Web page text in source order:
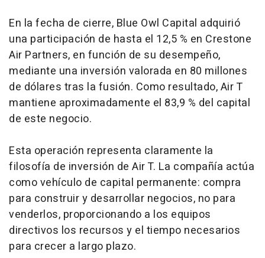
En la fecha de cierre, Blue Owl Capital adquirió
una participación de hasta el 12,5 % en Crestone
Air Partners, en función de su desempeño,
mediante una inversión valorada en 80 millones
de dólares tras la fusión. Como resultado, Air T
mantiene aproximadamente el 83,9 % del capital
de este negocio.
Esta operación representa claramente la
filosofía de inversión de Air T. La compañía actúa
como vehículo de capital permanente: compra
para construir y desarrollar negocios, no para
venderlos, proporcionando a los equipos
directivos los recursos y el tiempo necesarios
para crecer a largo plazo.